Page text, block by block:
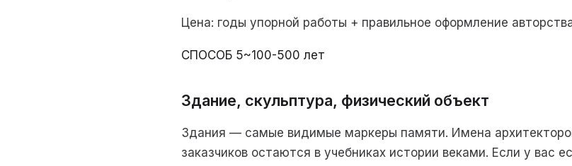
Цена: годы упорной работы + правильное оформление
СПОСОБ 5~100-500 лет
Здание, скульптура, физический объект
Здания — самые видимые маркеры памяти. Имена
заказчиков остаются в учебниках истории веками. Если у вас